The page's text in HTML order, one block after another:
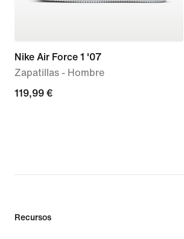
Nike Air Force 1 '07
Zapatillas - Hombre
119,99 €
119,99 €
Recursos